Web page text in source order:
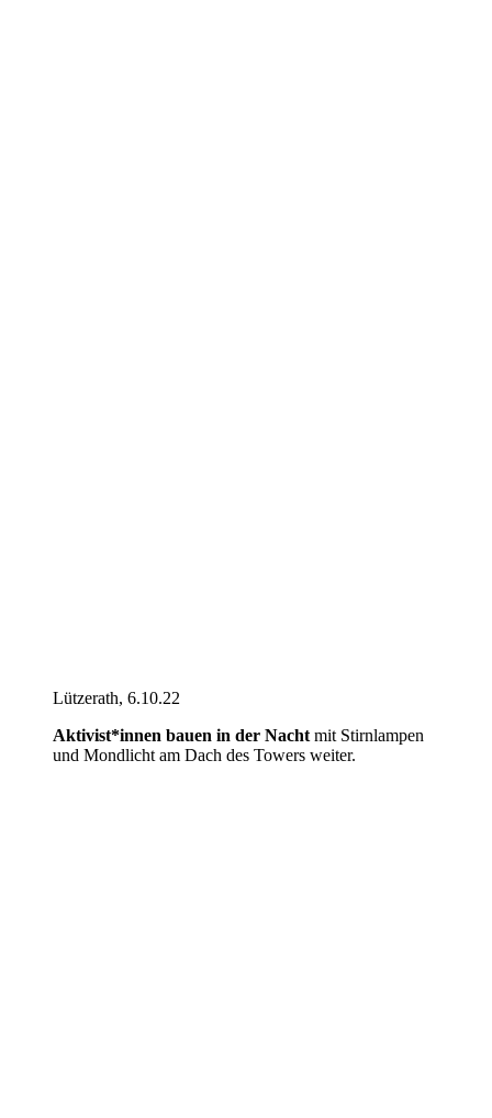
Lützerath, 6.10.22
Aktivist*innen bauen in der Nacht mit Stirnlampen
und Mondlicht am Dach des Towers weiter.